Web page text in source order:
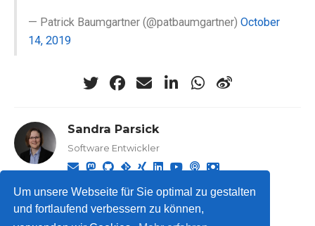
Um unsere Webseite für Sie optimal zu gestalten
und fortlaufend verbessern zu können,
— Patrick Baumgartner (@patbaumgartner)October
14, 2019
Sandra Parsick
Software Entwickler